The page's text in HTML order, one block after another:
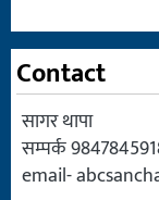
Contact
सागर थापा
सम्पर्क
email-